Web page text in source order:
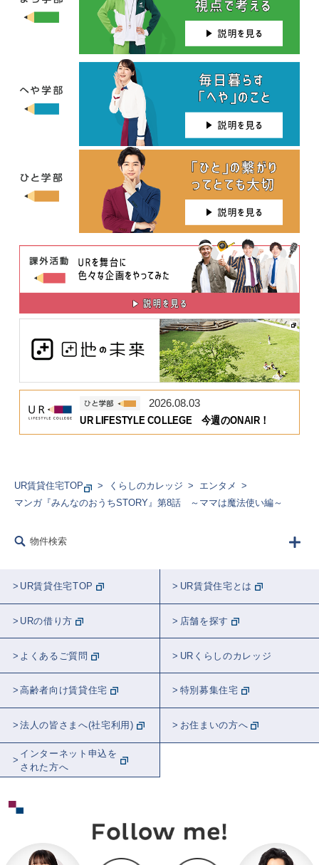
2026.08.03
UR LIFESTYLE COLLEGE 今週のONAIR！
UR賃貸住宅TOP くらしのカレッジ
エンタメ
マンガ『みんなのおうちSTORY』第8話 ～ママは魔法使い編～
物件検索
UR賃貸住宅TOP UR賃貸住宅とは
URの借り方 店舗を探す
よくあるご質問 URくらしのカレッジ
高齢者向け賃貸住宅 特別募集住宅
法人の皆さまへ(社宅利用) お住まいの方へ
インターネット申込を
された方へ